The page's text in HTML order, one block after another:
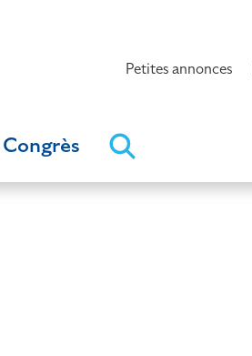
Petites annonces
Congrès